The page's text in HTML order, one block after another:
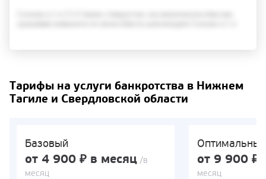
Тарифы на услуги банкротства в Нижнем
Тагиле и Свердловской области
Базовый
от 4 900 ₽ в месяц /в
месяц
Оптимальный
от 9 900 ₽
месяц